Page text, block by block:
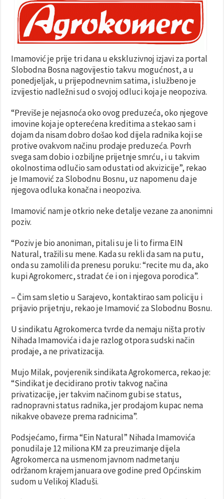
Imamović je prije tri dana u ekskluzivnoj izjavi za portal
Slobodna Bosna nagovijestio takvu mogućnost, a u
ponedjeljak, u prijepodnevnim satima, i službeno je
izvijestio nadležni sud o svojoj odluci koja je neopoziva.
“Previše je nejasnoća oko ovog preduzeća, oko njegove
imovine koja je opterećena kreditima a stekao sam i
dojam da nisam dobro došao kod dijela radnika koji se
protive ovakvom načinu prodaje preduzeća. Povrh
svega sam dobio i ozbiljne prijetnje smrću, i u takvim
okolnostima odlučio sam odustati od akvizicije”, rekao
je Imamović za Slobodnu Bosnu, uz napomenu da je
njegova odluka konačna i neopoziva.
Imamović nam je otkrio neke detalje vezane za anonimni
poziv.
“Poziv je bio anoniman, pitali su je li to firma EIN
Natural, tražili su mene. Kada su rekli da sam na putu,
onda su zamolili da prenesu poruku: “recite mu da, ako
kupi Agrokomerc, stradat će i on i njegova porodica”.
– Čim sam sletio u Sarajevo, kontaktirao sam policiju i
prijavio prijetnju, rekao je Imamović za Slobodnu Bosnu.
U sindikatu Agrokomerca tvrde da nemaju ništa protiv
Nihada Imamovića i da je razlog otpora sudski način
prodaje, a ne privatizacija.
Mujo Milak, povjerenik sindikata Agrokomerca, rekao je:
“Sindikat je decidirano protiv takvog načina
privatizacije, jer takvim načinom gubi se status,
radnopravni status radnika, jer prodajom kupac nema
nikakve obaveze prema radnicima”.
Podsjećamo, firma “Ein Natural” Nihada Imamovića
ponudila je 12 miliona KM za preuzimanje dijela
Agrokomerca na usmenom javnom nadmetanju
održanom krajem januara ove godine pred Općinskim
sudom u Velikoj Kladuši.